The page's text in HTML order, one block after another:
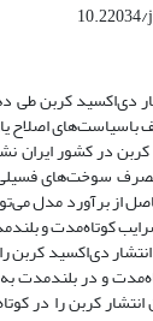
دی‌اکسید کربن
اصلاح
در کشور
کوتاه‌مدت و